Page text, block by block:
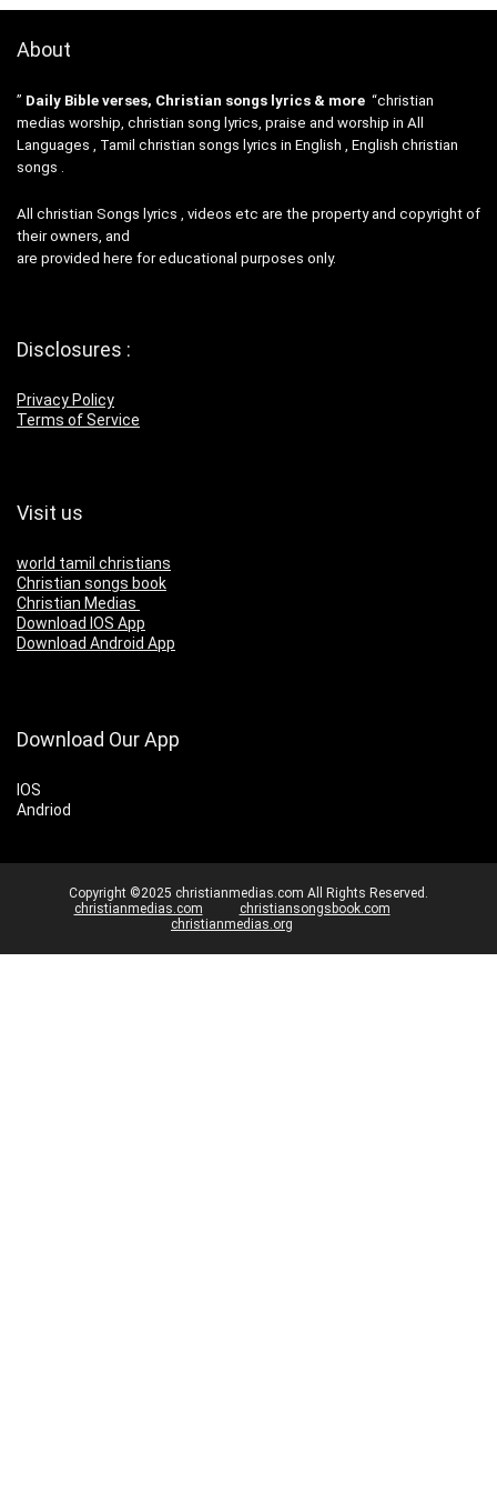
About
” Daily Bible verses, Christian songs lyrics & more “christian
medias worship, christian song lyrics, praise and worship in All
Languages , Tamil christian songs lyrics in English , English christian
songs .
All christian Songs lyrics , videos etc are the property and copyright of
their owners, and
are provided here for educational purposes only.
Disclosures :
Privacy Policy
Terms of Service
Visit us
world tamil christians
Christian songs book
Christian Medias
Download IOS App
Download Android App
Download Our App
IOS
Andriod
Copyright ©2025 christianmedias.com All Rights Reserved.
christianmedias.com
christiansongsbook.com
christianmedias.org